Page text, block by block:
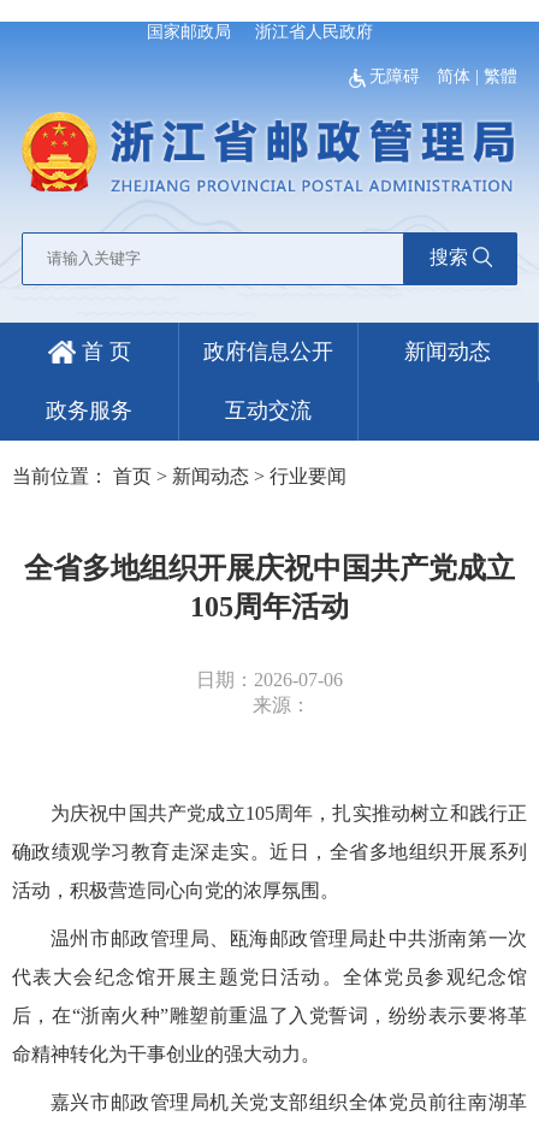
国家邮政局 浙江省人民政府
无障碍 简体 |繁體
搜索
首 页 政府信息公开 新闻动态
政务服务 互动交流
当前位置： 首页 > 新闻动态 > 行业要闻
全省多地组织开展庆祝中国共产党成立
105周年活动
日期：2026-07-06
来源：
为庆祝中国共产党成立105周年，扎实推动树立和践行正
确政绩观学习教育走深走实。近日，全省多地组织开展系列
活动，积极营造同心向党的浓厚氛围。
温州市邮政管理局、瓯海邮政管理局赴中共浙南第一次
代表大会纪念馆开展主题党日活动。全体党员参观纪念馆
后，在“浙南火种”雕塑前重温了入党誓词，纷纷表示要将革
命精神转化为干事创业的强大动力。
嘉兴市邮政管理局机关党支部组织全体党员前往南湖革